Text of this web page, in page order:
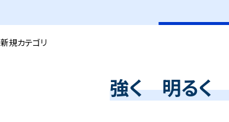
新規カテゴリ
強く 明るく